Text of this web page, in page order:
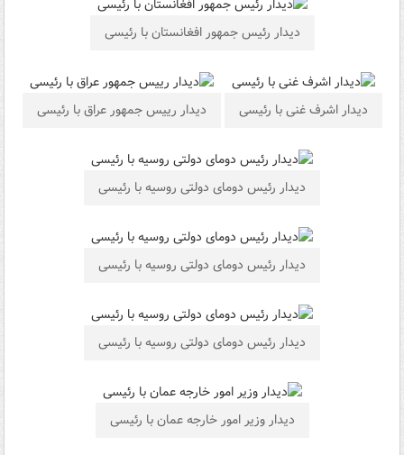
دیدار رئیس جمهور افغانستان با رئیسی
دیدار اشرف غنی با رئیسی دیدار رییس جمهور عراق با رئیسی
دیدار رئیس دومای دولتی روسیه با رئیسی
دیدار رئیس دومای دولتی روسیه با رئیسی
دیدار رئیس دومای دولتی روسیه با رئیسی
دیدار وزیر امور خارجه عمان با رئیسی